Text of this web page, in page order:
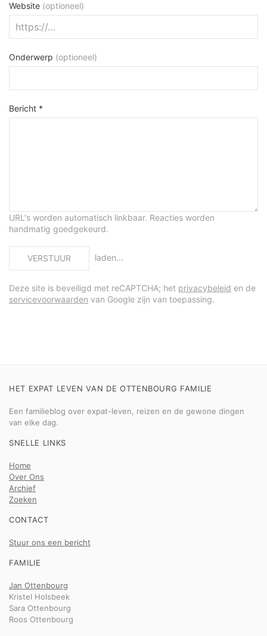
Website (optioneel)
Onderwerp (optioneel)
Bericht *
URL's worden automatisch linkbaar. Reacties worden
handmatig goedgekeurd.
VERSTUUR laden…
Deze site is beveiligd met reCAPTCHA; het privacybeleid en de
servicevoorwaarden van Google zijn van toepassing.
HET EXPAT LEVEN VAN DE OTTENBOURG FAMILIE
Een familieblog over expat-leven, reizen en de gewone dingen
van elke dag.
SNELLE LINKS
Home
Over Ons
Archief
Zoeken
CONTACT
Stuur ons een bericht
FAMILIE
Jan Ottenbourg
Kristel Holsbeek
Sara Ottenbourg
Roos Ottenbourg